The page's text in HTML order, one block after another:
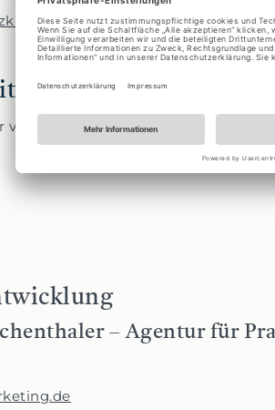
bw.de/patienten/gesetzliche-
verpflichtet, an
– Agentur für